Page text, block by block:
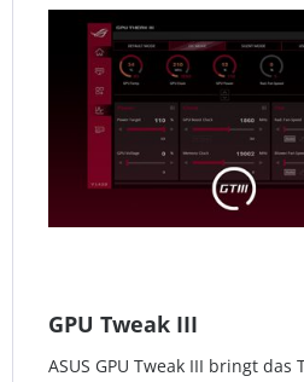
GPU Tweak III
ASUS GPU Tweak III bringt das